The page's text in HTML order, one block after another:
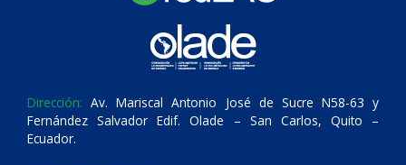
Dirección: Av. Mariscal Antonio José de Sucre N58-63 y
Fernández Salvador Edif. Olade – San Carlos, Quito –
Ecuador.